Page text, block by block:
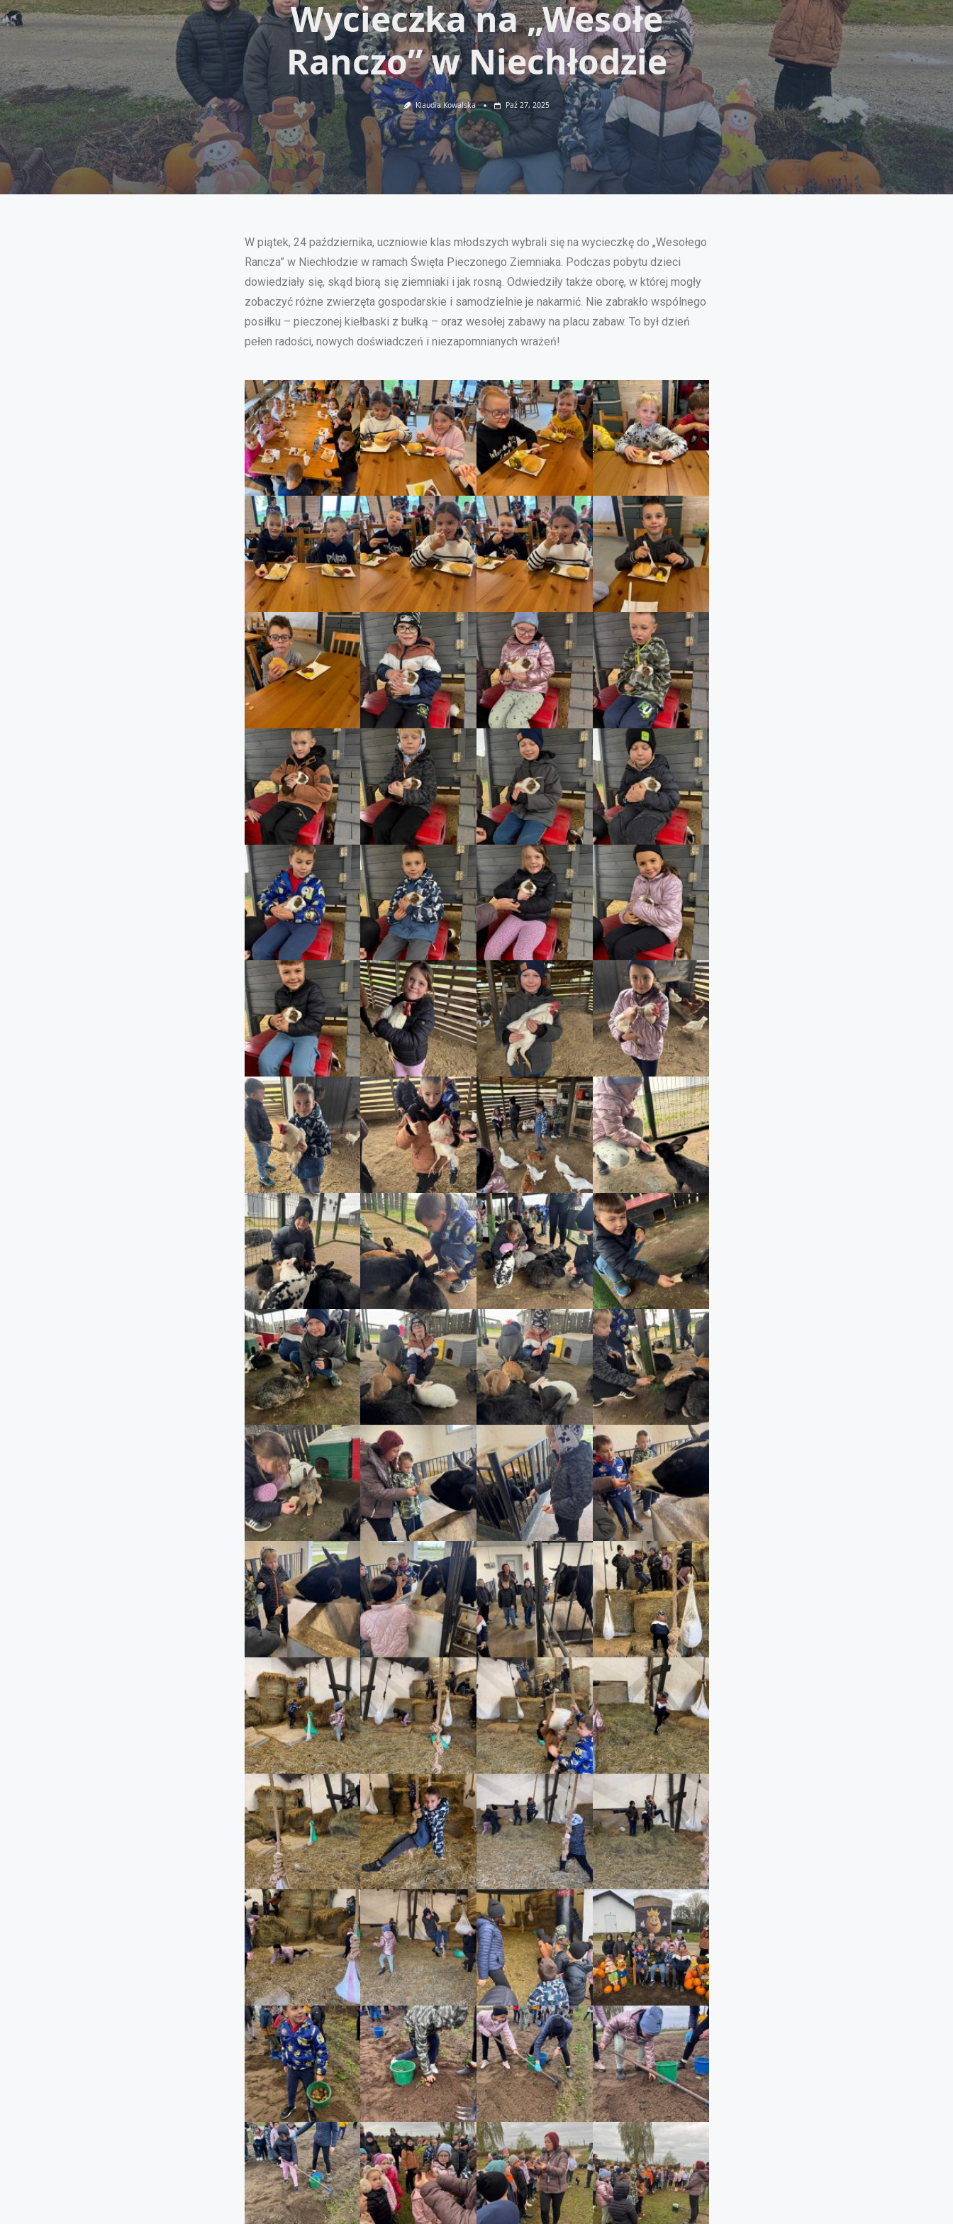
Wycieczka na „Wesołe
Ranczo” w Niechłodzie
Klaudia Kowalska Paź 27, 2025
W piątek, 24 października, uczniowie klas młodszych wybrali się na wycieczkę do „Wesołego
Rancza” w Niechłodzie w ramach Święta Pieczonego Ziemniaka. Podczas pobytu dzieci
dowiedziały się, skąd biorą się ziemniaki i jak rosną. Odwiedziły także oborę, w której mogły
zobaczyć różne zwierzęta gospodarskie i samodzielnie je nakarmić. Nie zabrakło wspólnego
posiłku – pieczonej kiełbaski z bułką – oraz wesołej zabawy na placu zabaw. To był dzień
pełen radości, nowych doświadczeń i niezapomnianych wrażeń!